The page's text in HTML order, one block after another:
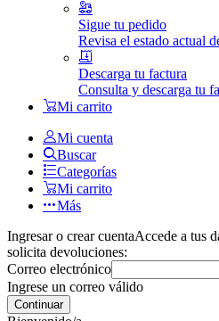
Sigue tu pedido
Revisa el estado actual
Descarga tu factura
Consulta y descarga tu
Mi carrito
Mi cuenta
Buscar
Categorías
Mi carrito
Más
Ingresar o crear cuentaAccede a tus
solicita devoluciones:
Correo electrónico
Ingrese un correo válido
Continuar